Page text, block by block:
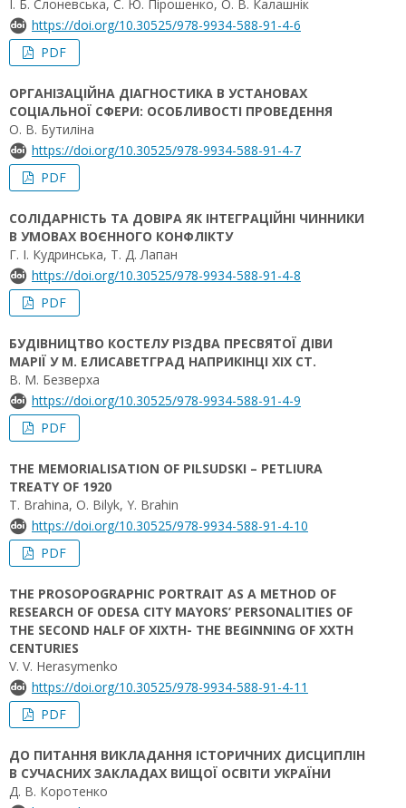
І. Б. Слоневська, С. Ю. Пірошенко, О. В. Калашнік
https://doi.org/10.30525/978-9934-588-91-4-6
PDF
ОРГАНІЗАЦІЙНА ДІАГНОСТИКА В УСТАНОВАХ
СОЦІАЛЬНОЇ СФЕРИ: ОСОБЛИВОСТІ ПРОВЕДЕННЯ
О. В. Бутиліна
https://doi.org/10.30525/978-9934-588-91-4-7
PDF
СОЛІДАРНІСТЬ ТА ДОВІРА ЯК ІНТЕГРАЦІЙНІ ЧИННИКИ
В УМОВАХ ВОЄННОГО КОНФЛІКТУ
Г. І. Кудринська, Т. Д. Лапан
https://doi.org/10.30525/978-9934-588-91-4-8
PDF
БУДІВНИЦТВО КОСТЕЛУ РІЗДВА ПРЕСВЯТОЇ ДІВИ
МАРІЇ У М. ЕЛИСАВЕТГРАД НАПРИКІНЦІ ХІХ СТ.
В. М. Безверха
https://doi.org/10.30525/978-9934-588-91-4-9
PDF
THE MEMORIALISATION OF PILSUDSKI – PETLIURA
TREATY OF 1920
T. Brahina, O. Bilyk, Y. Brahin
https://doi.org/10.30525/978-9934-588-91-4-10
PDF
THE PROSOPOGRAPHIC PORTRAIT AS A METHOD OF
RESEARCH OF ODESA CITY MAYORS’ PERSONALITIES OF
THE SECOND HALF OF XIXTH- THE BEGINNING OF XXTH
CENTURIES
V. V. Herasymenko
https://doi.org/10.30525/978-9934-588-91-4-11
PDF
ДО ПИТАННЯ ВИКЛАДАННЯ ІСТОРИЧНИХ ДИСЦИПЛІН
В СУЧАСНИХ ЗАКЛАДАХ ВИЩОЇ ОСВІТИ УКРАЇНИ
Д. В. Коротенко